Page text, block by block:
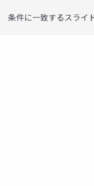
条件に一致するスライ